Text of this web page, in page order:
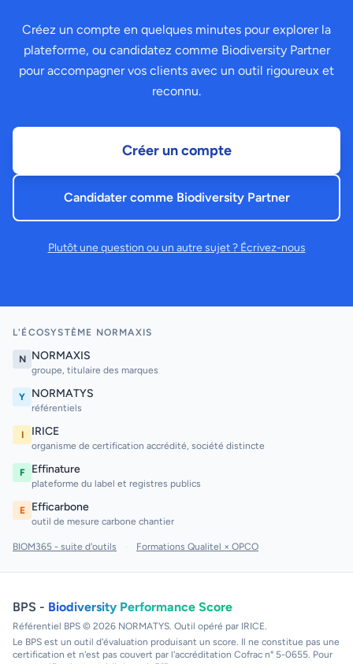
Créez un compte en quelques minutes pour explorer la
plateforme, ou candidatez comme Biodiversity Partner
pour accompagner vos clients avec un outil rigoureux et
reconnu.
Créer un compte
Candidater comme Biodiversity Partner
Plutôt une question ou un autre sujet ? Écrivez-nous
L'ÉCOSYSTÈME NORMAXIS
N NORMAXIS
groupe, titulaire des marques
Y NORMATYS
référentiels
I IRICE
organisme de certification accrédité, société distincte
F Effinature
plateforme du label et registres publics
E Efficarbone
outil de mesure carbone chantier
BIOM365 - suite d'outils · Formations Qualitel × OPCO
BPS - Biodiversity Performance Score
Référentiel BPS © 2026 NORMATYS. Outil opéré par IRICE.
Le BPS est un outil d'évaluation produisant un score. Il ne constitue pas une
certification et n'est pas couvert par l'accréditation Cofrac n° 5-0655. Pour